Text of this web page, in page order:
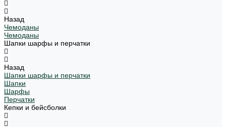
Назад
Чемоданы
Чемоданы
Шапки шарфы и перчатки
Назад
Шапки шарфы и перчатки
Шапки
Шарфы
Перчатки
Кепки и бейсболки